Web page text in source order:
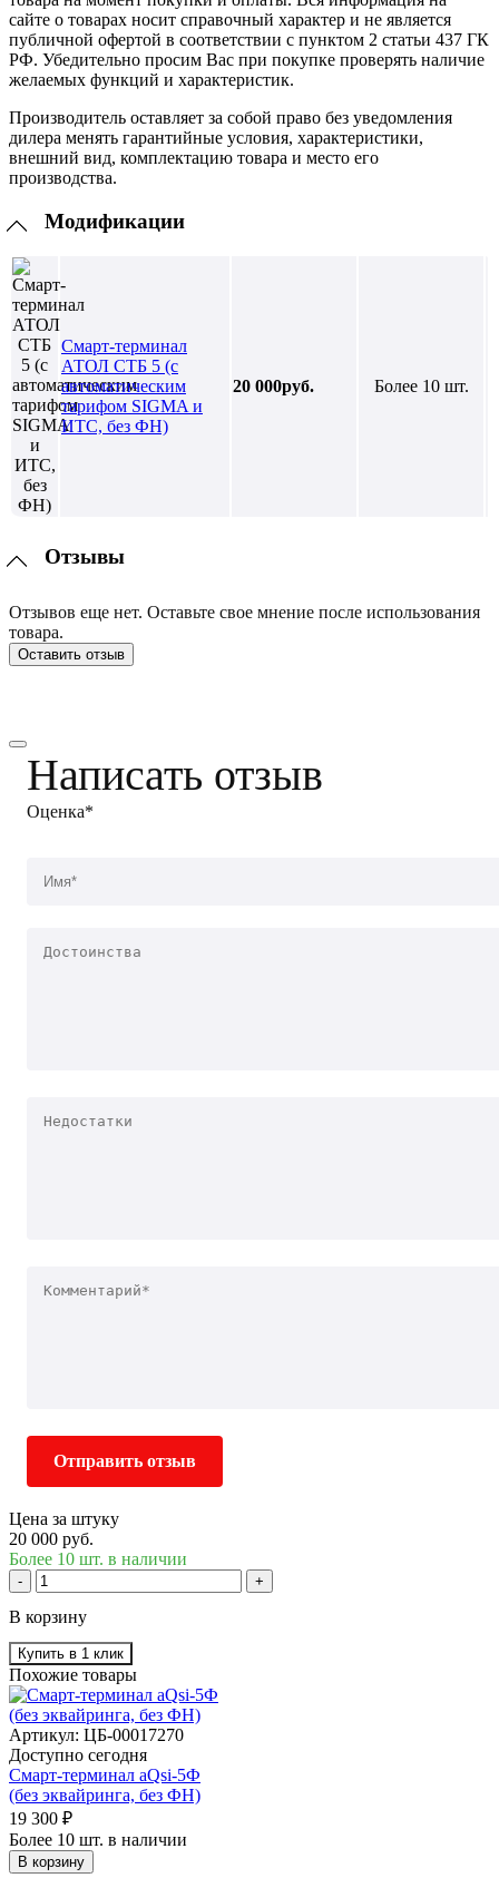
сайте о товарах носит справочный характер и не является
публичной офертой в соответствии с пунктом 2 статьи 437 ГК
РФ. Убедительно просим Вас при покупке проверять наличие
желаемых функций и характеристик.
Производитель оставляет за собой право без уведомления
дилера менять гарантийные условия, характеристики,
внешний вид, комплектацию товара и место его
производства.
Модификации
Смарт-терминал
АТОЛ СТБ 5 (с
автоматическим
тарифом SIGMA и
ИТС, без ФН)
20 000руб. Более 10 шт.
Отзывы
Отзывов еще нет. Оставьте свое мнение после использования
товара.
Оставить отзыв
Написать отзыв
Оценка*
Отправить отзыв
Цена за штуку
20 000 руб.
Более 10 шт. в наличии
- +
В корзину
Купить в 1 клик
Похожие товары
Артикул: ЦБ-00017270
Доступно сегодня
Смарт-терминал aQsi-5Ф
(без эквайринга, без ФН)
19 300 ₽
Более 10 шт. в наличии
В корзину